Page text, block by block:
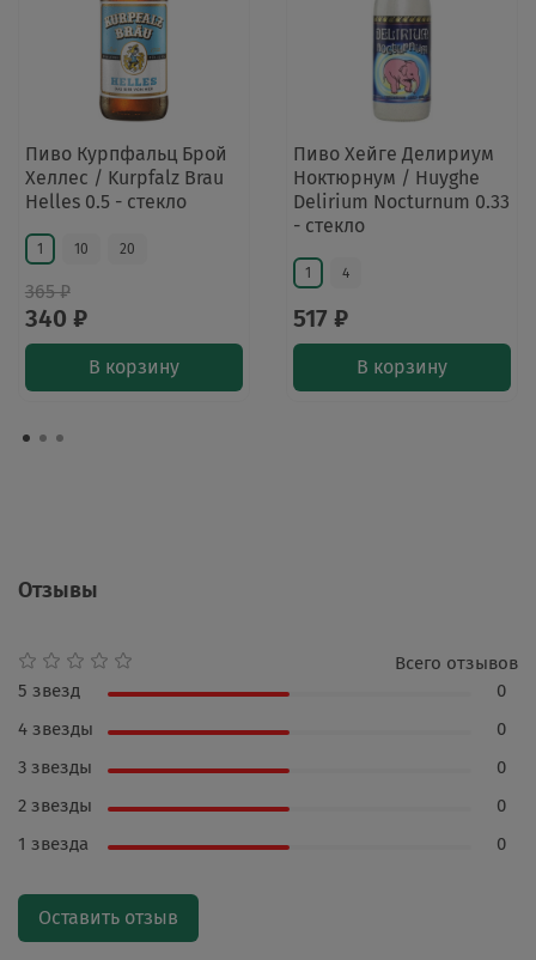
Пиво Курпфальц Брой
Хеллес / Kurpfalz Brau
Helles 0.5 - стекло
1 10 20
365 ₽
340 ₽
В корзину
Пиво Хейге Делириум
Ноктюрнум / Huyghe
Delirium Nocturnum 0.33
- стекло
1 4
517 ₽
В корзину
Отзывы
Всего отзывов
5 звезд
0
4 звезды
0
3 звезды
0
2 звезды
0
1 звезда
0
Оставить отзыв